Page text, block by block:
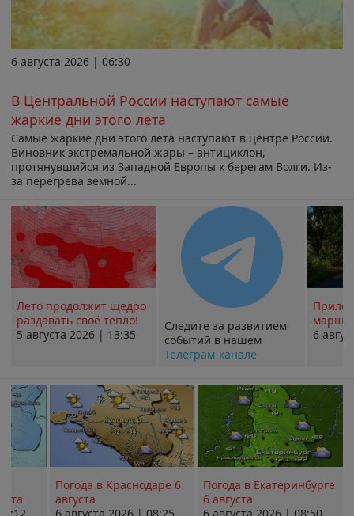
6 августа 2026 | 06:30
В Центральной России наступают самые
жаркие дни этого лета
Самые жаркие дни этого лета наступают в центре России.
Виновник экстремальной жары – антициклон,
протянувшийся из Западной Европы к берегам Волги. Из-
за перегрева земной...
Лето продолжит щедро
раздавать своё тепло!
5 августа 2026 | 13:35
Следите за развитием
событий в нашем
Телеграм-канале
6
Погода в Краснодаре 6
августа
Погода в Екатеринбурге
6 августа